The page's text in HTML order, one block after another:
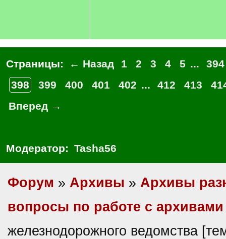
Страницы: ← Назад 1 2 3 4 5 ...
394
398
399 400 401 402 ... 412 413
Вперед →
Модератор: Tasha56
Форум » Архивы » Архивы
вопросы по работе с архивами
железнодорожного ведомства